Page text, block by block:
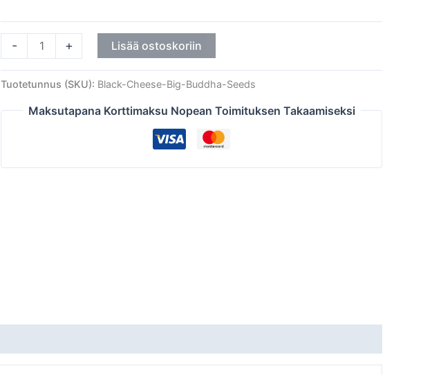
- + Lisää ostoskoriin
Tuotetunnus (SKU): Black-Cheese-Big-Buddha-Seeds
Maksutapana Korttimaksu Nopean Toimituksen Takaamiseksi